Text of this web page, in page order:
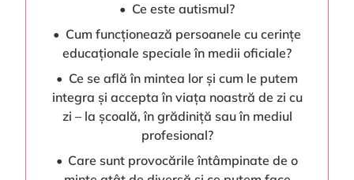
Ce este autismul?
Cum funcționează persoanele cu cerințe
educaționale speciale în medii oficiale?
Ce se află în mintea lor și cum le putem
integra și accepta în viața noastră de zi cu
zi – la școală, în grădiniță sau în mediul
profesional?
Care sunt provocările întâmpinate de o